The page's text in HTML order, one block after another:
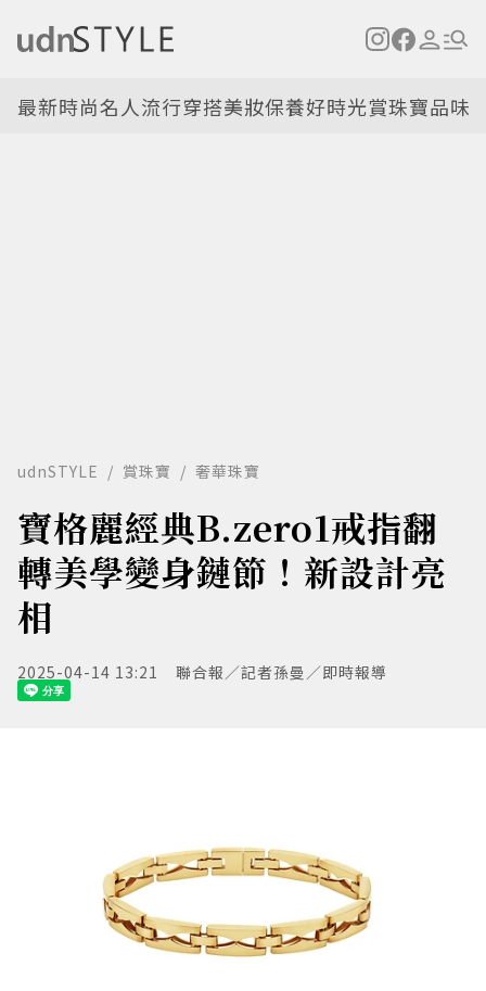
最新時尚名人流行穿搭美妝保養好時光賞珠寶品味
udnSTYLE 賞珠寶 奢華珠寶
寶格麗經典B.zero1戒指翻
轉美學變身鏈節！新設計亮
相
2025-04-14 13:21 聯合報／記者孫曼／即時報導